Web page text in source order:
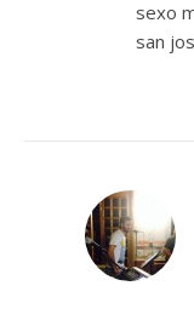
sexo
san